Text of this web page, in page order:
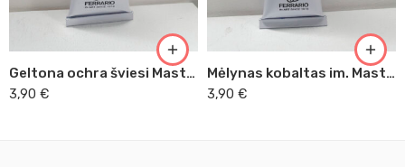
Geltona ochra šviesi Master Acrilic, 60ml (38)
3,90 €
Mėlynas kobaltas im. Master Acrilic, 60ml (24)
3,90 €